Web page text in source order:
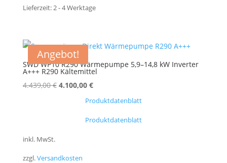
Lieferzeit:2 - 4 Werktage
Angebot!
SWD WP10 R290 Wärmepumpe 5,9–14,8 kW Inverter
A+++ R290 Kältemittel
4.439,00€ Ursprünglicher
4.439,00 €
4.100,00 €Aktueller
Preis
4.100,00 €.
Produktdatenblatt
Produktdatenblatt
inkl. MwSt.
zzgl.Versandkosten